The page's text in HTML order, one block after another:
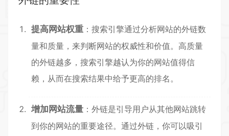
提高网站权重 ：搜索引擎通过分析网站的外链数
量和质量，来判断网站的权威性和价值。高质量
的外链越多，搜索引擎越认为你的网站值得信
赖，从而在搜索结果中给予更高的排名。
增加网站流量 ：外链是引导用户从其他网站跳转
到你的网站的重要途径。通过外链，你可以吸引